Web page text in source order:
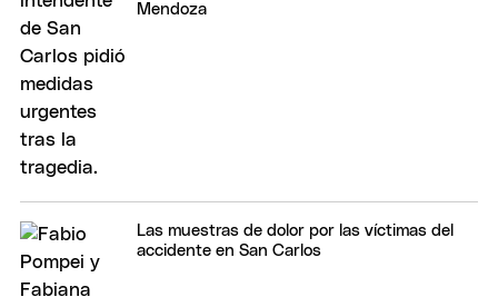
Mendoza
Las muestras de dolor por las víctimas del
accidente en San Carlos